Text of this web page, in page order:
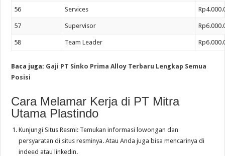
56 Services
57 Supervisor
58 Team Leader
Baca juga: Gaji PT Sinko Prima Alloy Terbaru Lengkap Semua
Posisi
Cara Melamar Kerja di PT Mitra
Utama Plastindo
Kunjungi Situs Resmi: Temukan informasi lowongan dan
persyaratan di situs resminya. Atau Anda juga bisa mencarinya di
indeed atau linkedin.